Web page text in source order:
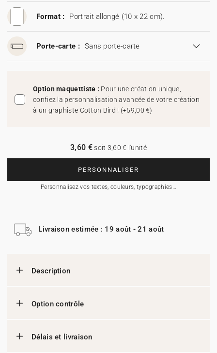
Format : Portrait allongé (10 x 22 cm).
Porte-carte : Sans porte-carte
Option maquettiste : Pour une création unique,
confiez la personnalisation avancée de votre création
à un graphiste Cotton Bird ! (+59,00 €)
PERSONNALISER
Personnalisez vos textes, couleurs, typographies…
3,60 €soit 3,60 € l'unité
Livraison estimée : 19 août - 21 août
Description
Option contrôle
Délais et livraison